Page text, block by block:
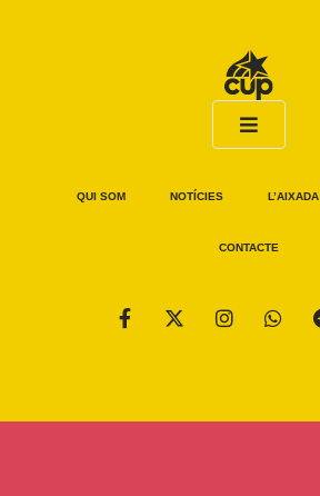
QUI SOM NOTÍCIES L’AIXADA
CONTACTE